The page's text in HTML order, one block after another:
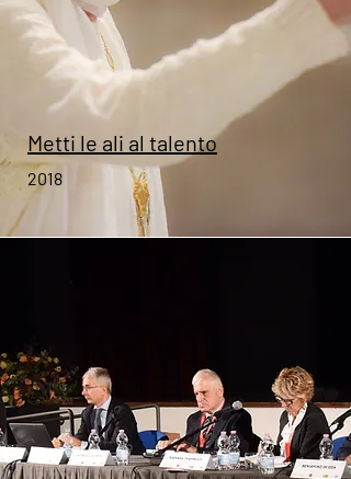
Metti le ali al talento
2018